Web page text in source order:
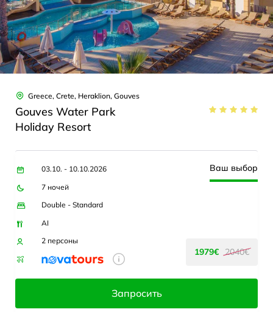
Greece, Crete, Heraklion, Gouves
Gouves Water Park
Holiday Resort
03.10. - 10.10.2026
7 ночей
Double - Standard
AI
2 персоны
Ваш выбор
1979€ 2040€
Запросить